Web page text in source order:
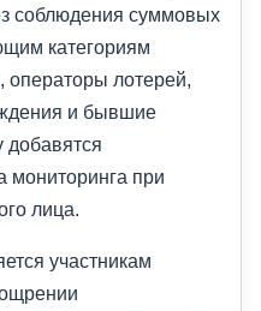
соблюдения суммовых
категориям
операторы лотерей,
и бывшие
добавятся
мониторинга при
лица.
участникам